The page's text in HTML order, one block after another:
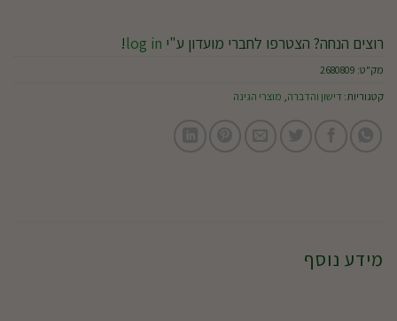
רוצים הנחה? הצטרפו לחברי מועדון ע"י log in
!
מק"ט: 2680809
קטגוריות: דישון והדברה, מוצרי הגינה
מידע נוסף